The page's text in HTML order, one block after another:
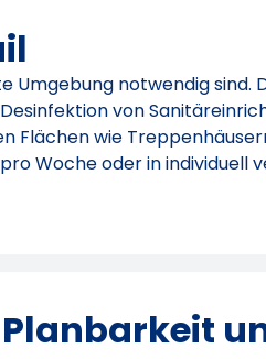
notwendig sind.
von
Flächen wie
Woche oder in individuell